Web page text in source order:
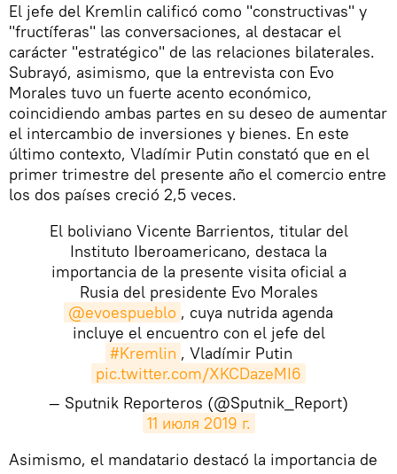
El jefe del Kremlin calificó como "constructivas" y
"fructíferas" las conversaciones, al destacar el
carácter "estratégico" de las relaciones bilaterales.
Subrayó, asimismo, que la entrevista con Evo
Morales tuvo un fuerte acento económico,
coincidiendo ambas partes en su deseo de aumentar
el intercambio de inversiones y bienes. En este
último contexto, Vladímir Putin constató que en el
primer trimestre del presente año el comercio entre
los dos países creció 2,5 veces.
El boliviano Vicente Barrientos, titular del
Instituto Iberoamericano, destaca la
importancia de la presente visita oficial a
Rusia del presidente Evo Morales
@evoespueblo , cuya nutrida agenda
incluye el encuentro con el jefe del
#Kremlin , Vladímir Putin
pic.twitter.com/XKCDazeMI6
— Sputnik Reporteros (@Sputnik_Report)
11 июля 2019 г.
​Asimismo, el mandatario destacó la importancia de